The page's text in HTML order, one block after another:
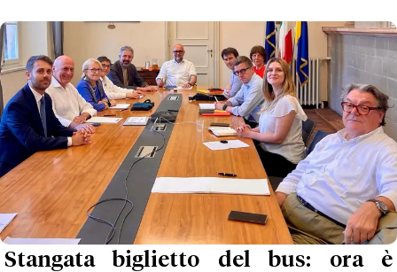
Stangata biglietto del bus: ora è